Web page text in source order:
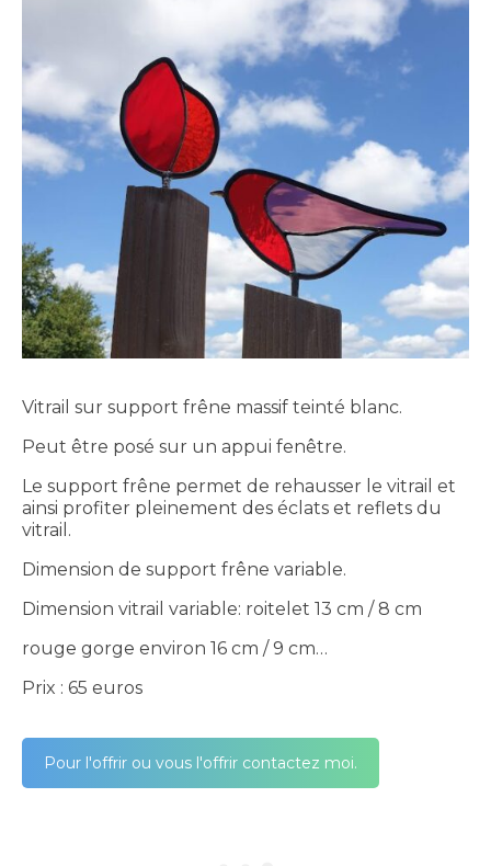
Vitrail sur support frêne massif teinté blanc.
Peut être posé sur un appui fenêtre.
Le support frêne permet de rehausser le vitrail et
ainsi profiter pleinement des éclats et reflets du
vitrail.
Dimension de support frêne variable.
Dimension vitrail variable: roitelet 13 cm / 8 cm
rouge gorge environ 16 cm / 9 cm…
Prix : 65 euros
Pour l'offrir ou vous l'offrir contactez moi.